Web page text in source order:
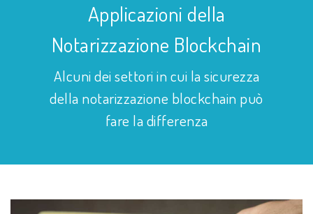
Applicazioni della
Notarizzazione Blockchain
Alcuni dei settori in cui la sicurezza
della notarizzazione blockchain può
fare la differenza